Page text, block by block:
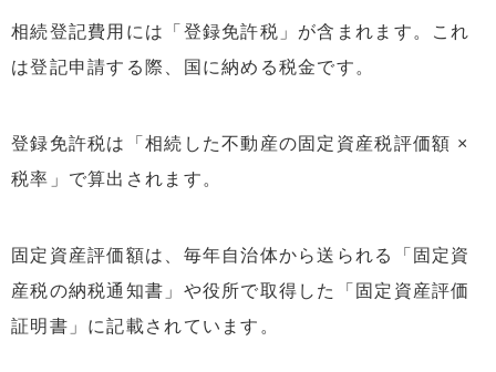
相続登記費用には「登録免許税」が含まれます。これ
は登記申請する際、国に納める税金です。
登録免許税は「相続した不動産の固定資産税評価額 ×
税率」で算出されます。
固定資産評価額は、毎年自治体から送られる「固定資
産税の納税通知書」や役所で取得した「固定資産評価
証明書」に記載されています。